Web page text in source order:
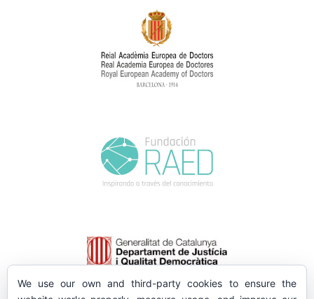
We use our own and third-party cookies to ensure the